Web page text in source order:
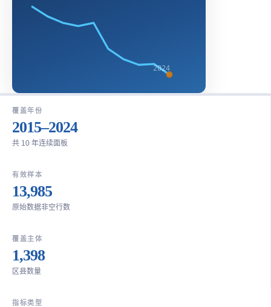
2024
覆盖年份
2015–2024
共 10 年连续面板
有效样本
13,985
原始数据非空行数
覆盖主体
1,398
区县数量
指标类型